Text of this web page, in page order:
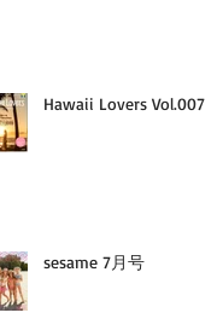
Hawaii Lovers Vol.007
sesame 7月号